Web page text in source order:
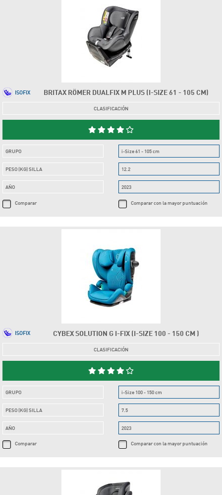
BRITAX RÖMER DUALFIX M PLUS (I-SIZE 61 - 105 CM)
ISOFIX
CLASIFICACIÓN
GRUPO
PESO (KG) SILLA
AÑO
Comparar
i-Size 61 - 105 cm
12.2
2023
Comparar con la mayor puntuación
CYBEX SOLUTION G I-FIX (I-SIZE 100 - 150 CM )
ISOFIX
CLASIFICACIÓN
GRUPO
PESO (KG) SILLA
AÑO
Comparar
i-Size 100 - 150 cm
7.5
2023
Comparar con la mayor puntuación